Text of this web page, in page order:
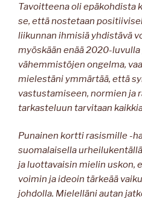
Tavoitteena oli epäkohdista
se, että nostetaan
liikunnan ihmisiä yhdistävä
myöskään enää 2020-
vähemmistöjen ongelma,
mielestäni ymmärtää, että
vastustamiseen, normien ja
tarkasteluun tarvitaan
Punainen kortti rasismille -
suomalaisella
ja luottavaisin mielin uskon,
voimin ja ideoin tärkeää
johdolla. Mielelläni autan